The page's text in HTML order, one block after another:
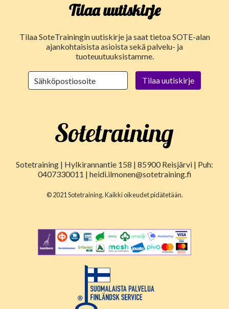
Tilaa uutiskirje
Tilaa SoteTrainingin uutiskirje ja saat tietoa SOTE-alan
ajankohtaisista asioista sekä palvelu- ja
tuoteuutuuksistamme.
Sotetraining | Hylkirannantie 158 | 85900 Reisjärvi | Puh:
0407330011 | heidi.ilmonen@sotetraining.fi
© 2021 Sotetraining. Kaikki oikeudet pidätetään.